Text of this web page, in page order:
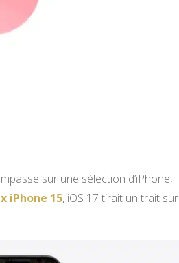
sur une sélection d’iPhone,
iPhone 15, iOS 17 tirait un trait sur